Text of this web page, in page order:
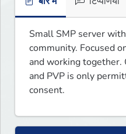
Small SMP server
community. Focused
and working
and PVP is only
consent.